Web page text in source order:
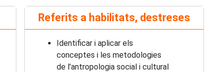
Referits a habilitats, destreses
Identificar i aplicar els
conceptes i les metodologies
de l’antropologia social i cultural